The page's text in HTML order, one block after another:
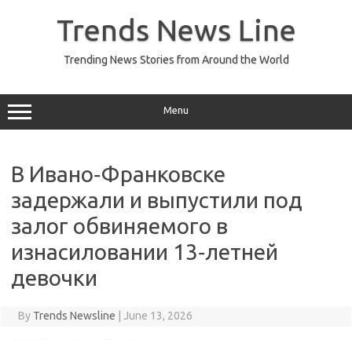
Trends News Line
Trending News Stories from Around the World
Menu
В Ивано‑Франковске
задержали и выпустили под
залог обвиняемого в
изнасиловании 13‑летней
девочки
By Trends Newsline June 13, 2026